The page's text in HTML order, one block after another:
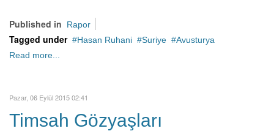
Published in Rapor
Tagged under Hasan Ruhani Suriye
Avusturya
Read more...
Pazar, 06 Eylül 2015 02:41
Timsah Gözyaşları